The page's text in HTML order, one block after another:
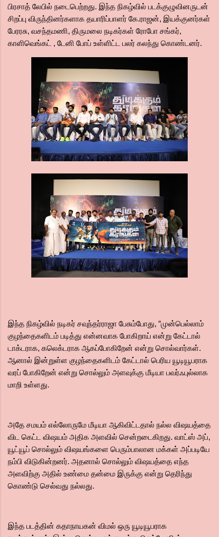
பிரசாத் லேபில் நடைபெற்றது. இந்த நிகழ்வில் படக்குழுவினருடன்
சிறப்பு விருந்தினர்களாக தயாரிப்பாளர் கே.ராஜன், இயக்குனர்கள்
பேரரசு, வசந்தமணி, திருமலை நடிகர்கள் ரோபோ சங்கர்,
காளிவெங்கட் , டேனி போப் உள்ளிட்ட பலர் கலந்து கொண்டனர்.
இந்த நிகழ்வில் நடிகர் சவுந்தர்ராஜா பேசும்போது, “முன்பெல்லாம்
குழந்தைகளிடம் படித்து என்னவாக போகிறாய் என்று கேட்டால்
டாக்டராக, கலெக்டராக ஆகப்போகிறேன் என்று சொல்வார்கள்.
ஆனால் இன்றுள்ள குழந்தைகளிடம் கேட்டால் பெரிய யூடியூபராக
வரப் போகிறேன் என்று சொல்லும் அளவுக்கு மீடியா பவர்ஃபுல்லாக
மாறி உள்ளது.
அதே சமயம் எல்லோருமே மீடியா ஆகிவிட்டதால் நல்ல விஷயத்தை
விட கெட்ட விஷயம் அதிக அளவில் சென்றடைகிறது. வாட்ஸ் அப்,
யூட்யூப் சொல்லும் விஷயங்களை பெரும்பாலான மக்கள் அப்படியே
நம்பி விடுகின்றனர். அதனால் சொல்லும் விஷயத்தை எந்த
அளவிற்கு அதில் உண்மை தன்மை இருக்கு என்று தெரிந்து
கொண்டு செல்வது நல்லது.
இந்த படத்தின் கதாநாயகன் விமல் ஒரு யூடியூபராக